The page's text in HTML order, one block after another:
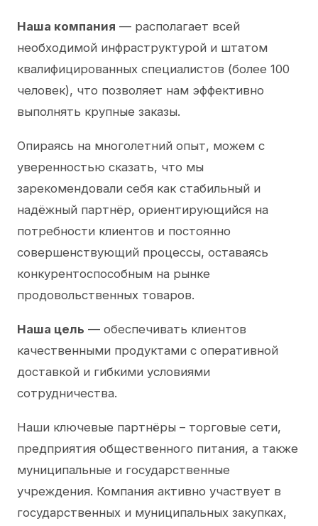
Наша компания — располагает всей
необходимой инфраструктурой и штатом
квалифицированных специалистов (более 100
человек), что позволяет нам эффективно
выполнять крупные заказы.
Опираясь на многолетний опыт, можем с
уверенностью сказать, что мы
зарекомендовали себя как стабильный и
надёжный партнёр, ориентирующийся на
потребности клиентов и постоянно
совершенствующий процессы, оставаясь
конкурентоспособным на рынке
продовольственных товаров.
Наша цель — обеспечивать клиентов
качественными продуктами с оперативной
доставкой и гибкими условиями
сотрудничества.
Наши ключевые партнёры – торговые сети,
предприятия общественного питания, а также
муниципальные и государственные
учреждения. Компания активно участвует в
государственных и муниципальных закупках,